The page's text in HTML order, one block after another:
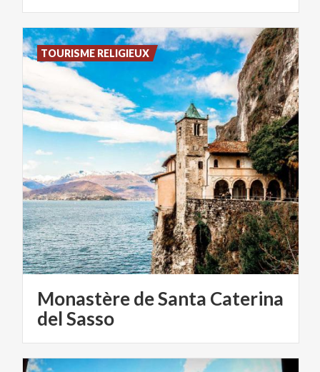
Monastère de Santa Caterina
del Sasso
TOURISME RELIGIEUX